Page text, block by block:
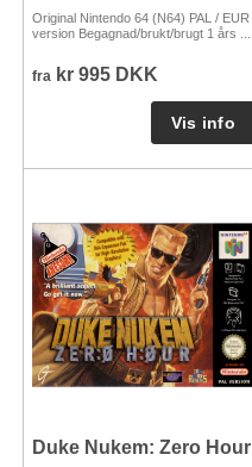
Original Nintendo 64 (N64) PAL / EUR
version Begagnad/brukt/brugt 1 års ...
fra kr 995 DKK
Duke Nukem: Zero Hour